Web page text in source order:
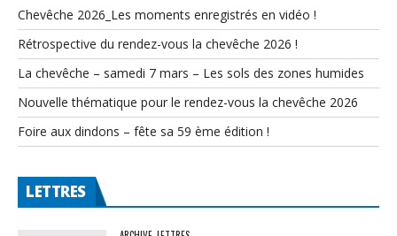
Chevêche 2026_Les moments enregistrés en vidéo !
Rétrospective du rendez-vous la chevêche 2026 !
La chevêche – samedi 7 mars – Les sols des zones humides
Nouvelle thématique pour le rendez-vous la chevêche 2026
Foire aux dindons – fête sa 59 ème édition !
LETTRES